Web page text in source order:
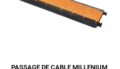
PASSAGE DE CABLE MILLENIUM